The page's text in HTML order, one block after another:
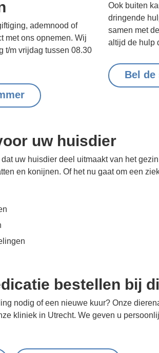
ademnood of
met ons opnemen. Wij
t/m vrijdag tussen 08.30
Ook buiten
dringende
samen met
altijd de hulp
Bel de
uw huisdier
uw huisdier deel uitmaakt van het
en konijnen. Of het nu gaat om een
bestellen bij
nodig of een nieuwe kuur? Onze
kliniek in Utrecht. We geven u